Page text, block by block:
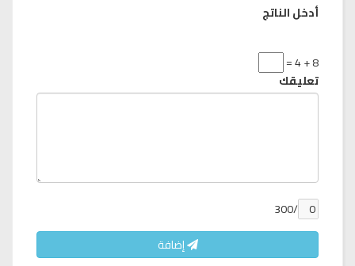
أدخل الناتج
8 + 4 =
تعليقك
/300
إضافة